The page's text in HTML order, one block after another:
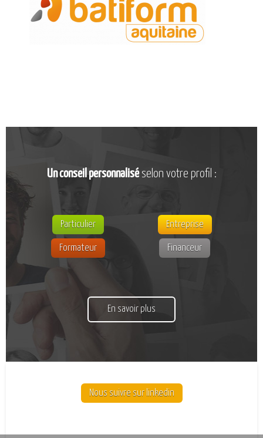
CATALOGUE DE FORMATIONS
NOS FORMATIONS PAR MÉTIER
NOS FORMATIONS SÉCURITÉ
AGENDA
Un conseil personnaliséselon votre profil :
Particulier Entreprise
Formateur Financeur
En savoir plus
Nous suivre sur linkedin